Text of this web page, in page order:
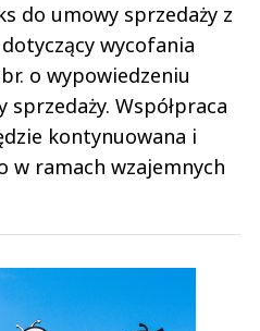
do umowy sprzedaży z
wycofania
o wypowiedzeniu
Współpraca
kontynuowana i
w ramach wzajemnych